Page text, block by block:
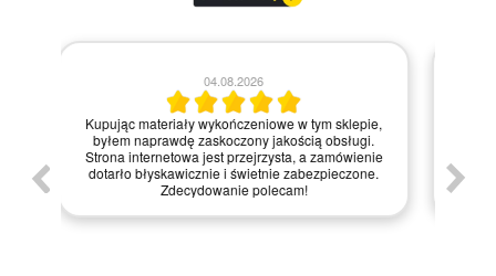
Zamówienie zrealizowane błyskawicznie, a
materiały dotarły w idealnym stanie. Strona
internetowa jest bardzo intuicyjna, co ułatwiło mi
zakupy, a dodatkowo paczka była starannie
zapakowana. Zdecydowanie polecam ten sklep
każdemu, kto szuka jakości i profesjonalnej obsługi!